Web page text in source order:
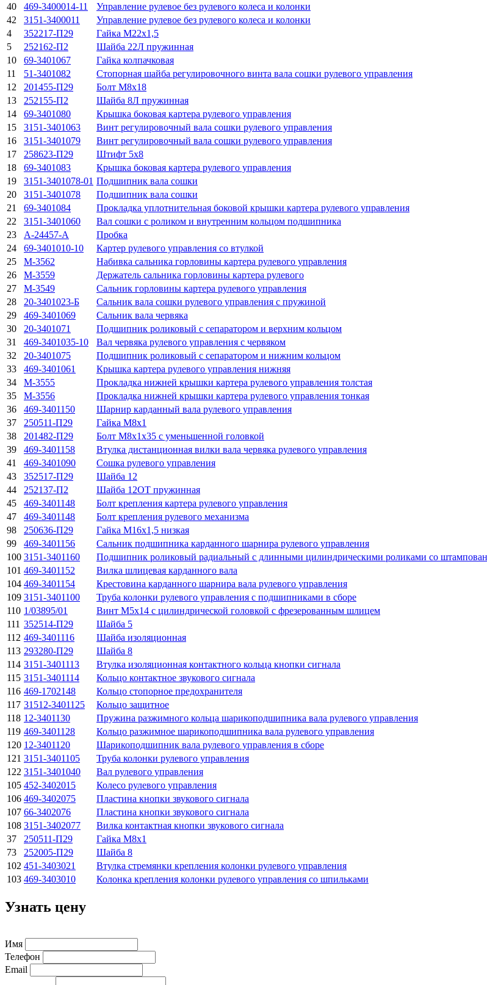
40
469-3400014-11 Управление рулевое без рулевого колеса и колонки
42
3151-3400011 Управление рулевое без рулевого колеса и колонки
4
352217-П29 Гайка М22х1,5
5
252162-П2 Шайба 22Л пружинная
10
69-3401067 Гайка колпачковая
11
51-3401082 Стопорная шайба регулировочного винта вала сошки рулевого управления
12
201455-П29 Болт М8х18
13
252155-П2 Шайба 8Л пружинная
14
69-3401080 Крышка боковая картера рулевого управления
15
3151-3401063 Винт регулировочный вала сошки рулевого управления
16
3151-3401079 Винт регулировочный вала сошки рулевого управления
17
258623-П29 Штифт 5х8
18
69-3401083 Крышка боковая картера рулевого управления
19
3151-3401078-01 Подшипник вала сошки
20
3151-3401078 Подшипник вала сошки
21
69-3401084 Прокладка уплотнительная боковой крышки картера рулевого управления
22
3151-3401060 Вал сошки с роликом и внутренним кольцом подшипника
23
A-24457-A Пробка
24
69-3401010-10 Картер рулевого управления со втулкой
25
M-3562 Набивка сальника горловины картера рулевого управления
26
M-3559 Держатель сальника горловины картера рулевого
27
M-3549 Сальник горловины картера рулевого управления
28
20-3401023-Б Сальник вала сошки рулевого управления с пружиной
29
469-3401069 Сальник вала червяка
30
20-3401071 Подшипник роликовый с сепаратором и верхним кольцом
31
469-3401035-10 Вал червяка рулевого управления с червяком
32
20-3401075 Подшипник роликовый с сепаратором и нижним кольцом
33
469-3401061 Крышка картера рулевого управления нижняя
34
M-3555 Прокладка нижней крышки картера рулевого управления толстая
35
M-3556 Прокладка нижней крышки картера рулевого управления тонкая
36
469-3401150 Шарнир карданный вала рулевого управления
37
250511-П29 Гайка М8х1
38
201482-П29 Болт М8х1х35 с уменьшенной головкой
39
469-3401158 Втулка дистанционная вилки вала червяка рулевого управления
41
469-3401090 Сошка рулевого управления
43
352517-П29 Шайба 12
44
252137-П2 Шайба 12ОТ пружинная
45
469-3401148 Болт крепления картера рулевого управления
47
469-3401148 Болт крепления рулевого механизма
98
250636-П29 Гайка М16х1,5 низкая
99
469-3401156 Сальник подшипника карданного шарнира рулевого управления
100 3151-3401160 Подшипник роликовый радиальный с длинными цилиндрическими роликами со
101 469-3401152 Вилка шлицевая карданного вала
104 469-3401154 Крестовина карданного шарнира вала рулевого управления
109 3151-3401100 Труба колонки рулевого управления с подшипниками в сборе
110 1/03895/01 Винт М5х14 с цилиндрической головкой с фрезерованным шлицем
111 352514-П29 Шайба 5
112 469-3401116 Шайба изоляционная
113 293280-П29 Шайба 8
114 3151-3401113 Втулка изоляционная контактного кольца кнопки сигнала
115 3151-3401114 Кольцо контактное звукового сигнала
116 469-1702148 Кольцо стопорное предохранителя
117 31512-3401125 Кольцо защитное
118 12-3401130 Пружина разжимного кольца шарикоподшипника вала рулевого управления
119 469-3401128 Кольцо разжимное шарикоподшипника вала рулевого управления
120 12-3401120 Шарикоподшипник вала рулевого управления в сборе
121 3151-3401105 Труба колонки рулевого управления
122 3151-3401040 Вал рулевого управления
105 452-3402015 Колесо рулевого управления
106 469-3402075 Пластина кнопки звукового сигнала
107 66-3402076 Пластина кнопки звукового сигнала
108 3151-3402077 Вилка контактная кнопки звукового сигнала
37
250511-П29 Гайка М8х1
73
252005-П29 Шайба 8
102 451-3403021 Втулка стремянки крепления колонки рулевого управления
103 469-3403010 Колонка крепления колонки рулевого управления со шпильками
Узнать цену
Имя
Телефон
Email